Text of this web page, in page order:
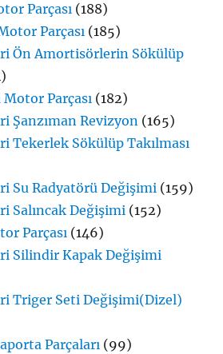
Parçası (188)
Parçası (185)
Ön Amortisörlerin Sökülüp
Motor Parçası (182)
Şanzıman Revizyon (165)
Tekerlek Sökülüp Takılması
Su Radyatörü Değişimi (159)
Salıncak Değişimi (152)
Parçası (146)
Silindir Kapak Değişimi
Triger Seti Değişimi(Dizel)
Parçaları (99)